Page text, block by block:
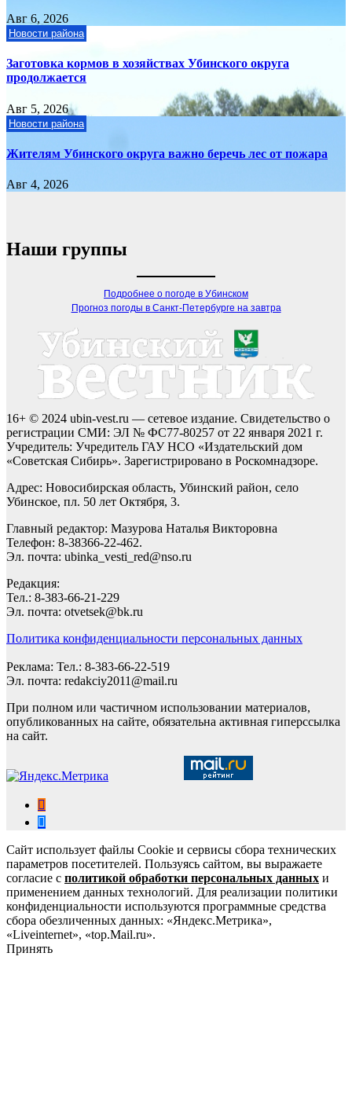
Авг 6, 2026
Новости района
Заготовка кормов в хозяйствах Убинского округа
продолжается
Авг 5, 2026
Новости района
Жителям Убинского округа важно беречь лес от пожара
Авг 4, 2026
Наши группы
Подробнее о погоде в Убинском
Прогноз погоды в Санкт-Петербурге на завтра
16+ © 2024 ubin-vest.ru — сетевое издание. Свидетельство о
регистрации СМИ: ЭЛ № ФС77-80257 от 22 января 2021 г.
Учредитель: Учредитель ГАУ НСО «Издательский дом
«Советская Сибирь». Зарегистрировано в Роскомнадзоре.
Адрес: Новосибирская область, Убинский район, село
Убинское, пл. 50 лет Октября, 3.
Главный редактор: Мазурова Наталья Викторовна
Телефон: 8-38366-22-462.
Эл. почта: ubinka_vesti_red@nso.ru
Редакция:
Тел.: 8-383-66-21-229
Эл. почта: otvetsek@bk.ru
Политика конфиденциальности персональных данных
Реклама: Тел.: 8-383-66-22-519
Эл. почта: redakciy2011@mail.ru
При полном или частичном использовании материалов,
опубликованных на сайте, обязательна активная гиперссылка
на сайт.
Сайт использует файлы Cookie и сервисы сбора технических
параметров посетителей. Пользуясь сайтом, вы выражаете
согласие с политикой обработки персональных данных и
применением данных технологий. Для реализации политики
конфиденциальности используются программные средства
сбора обезличенных данных: «Яндекс.Метрика»,
«Liveinternet», «top.Mail.ru».
Принять